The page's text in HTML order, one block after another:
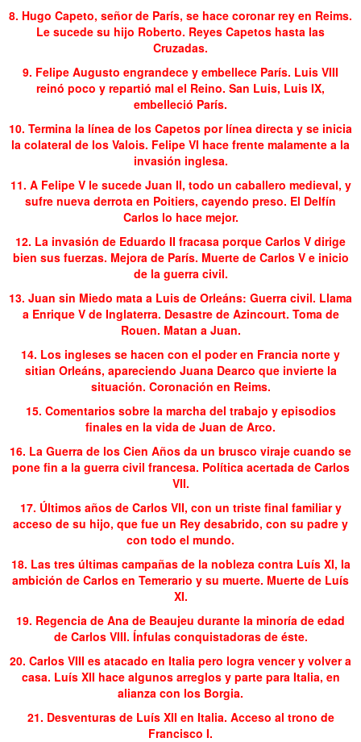
8. Hugo Capeto, señor de París, se hace coronar rey en Reims.
Le sucede su hijo Roberto. Reyes Capetos hasta las
Cruzadas.
9. Felipe Augusto engrandece y embellece París. Luis VIII
reinó poco y repartió mal el Reino. San Luis, Luis IX,
embelleció París.
10. Termina la línea de los Capetos por línea directa y se inicia
la colateral de los Valois. Felipe VI hace frente malamente a la
invasión inglesa.
11. A Felipe V le sucede Juan II, todo un caballero medieval, y
sufre nueva derrota en Poitiers, cayendo preso. El Delfín
Carlos lo hace mejor.
12. La invasión de Eduardo II fracasa porque Carlos V dirige
bien sus fuerzas. Mejora de París. Muerte de Carlos V e inicio
de la guerra civil.
13. Juan sin Miedo mata a Luis de Orleáns: Guerra civil. Llama
a Enrique V de Inglaterra. Desastre de Azincourt. Toma de
Rouen. Matan a Juan.
14. Los ingleses se hacen con el poder en Francia norte y
sitian Orleáns, apareciendo Juana Dearco que invierte la
situación. Coronación en Reims.
15. Comentarios sobre la marcha del trabajo y episodios
finales en la vida de Juan de Arco.
16. La Guerra de los Cien Años da un brusco viraje cuando se
pone fin a la guerra civil francesa. Política acertada de Carlos
VII.
17. Últimos años de Carlos VII, con un triste final familiar y
acceso de su hijo, que fue un Rey desabrido, con su padre y
con todo el mundo.
18. Las tres últimas campañas de la nobleza contra Luís XI, la
ambición de Carlos en Temerario y su muerte. Muerte de Luís
XI.
19. Regencia de Ana de Beaujeu durante la minoría de edad
de Carlos VIII. Ínfulas conquistadoras de éste.
20. Carlos VIII es atacado en Italia pero logra vencer y volver a
casa. Luís XII hace algunos arreglos y parte para Italia, en
alianza con los Borgia.
21. Desventuras de Luís XII en Italia. Acceso al trono de
Francisco I.